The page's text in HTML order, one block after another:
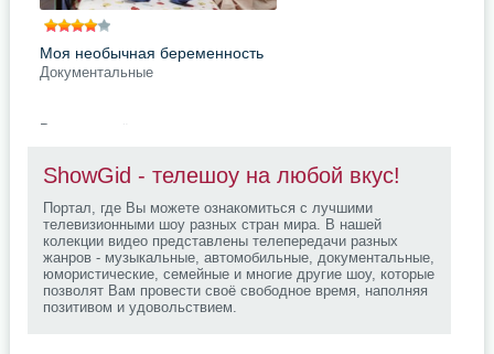
Моя необычная беременность
Документальные
Растить ребёнка в любом случае
возникли непредвиденные
обстоятельства. Перед вами
несколько будущих мам,
попавших в
подробнее
Поделись с друзьями
ShowGid - телешоу на любой вкус!
Портал, где Вы можете ознакомиться с лучшими
телевизионными шоу разных стран мира. В нашей
колекции видео представлены телепередачи разных
жанров - музыкальные, автомобильные, документальные,
юмористические, семейные и многие другие шоу, которые
позволят Вам провести своё свободное время, наполняя
позитивом и удовольствием.